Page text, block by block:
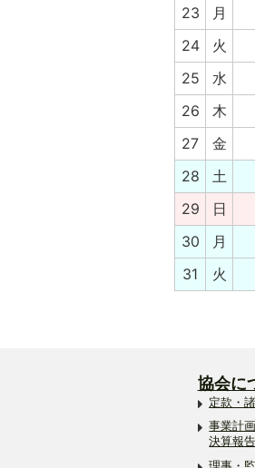
23
月
24
火
25
水
26
木
27
金
28
土
29
日
30
月
31
火
協会に
定款・
事業計
決算報告